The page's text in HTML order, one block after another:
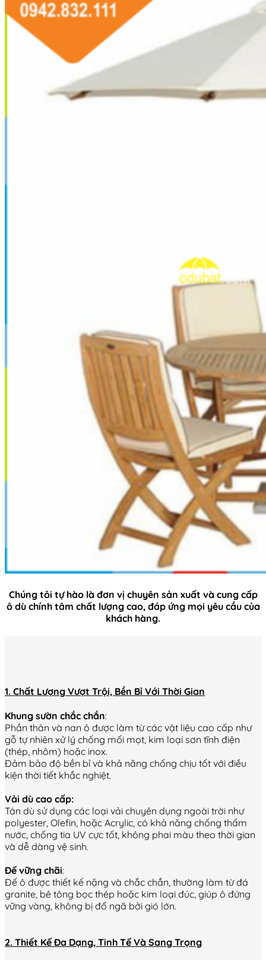
Chúng tôi tự hào là đơn vị chuyên sản xuất và cung cấp
ô dù chính tâm chất lượng cao, đáp ứng mọi yêu cầu của
khách hàng.
1. Chất Lượng Vượt Trội, Bền Bỉ Với Thời Gian
Khung sườn chắc chắn:
Phần thân và nan ô được làm từ các vật liệu cao cấp như
gỗ tự nhiên xử lý chống mối mọt, kim loại sơn tĩnh điện
(thép, nhôm) hoặc inox.
Đảm bảo độ bền bỉ và khả năng chống chịu tốt với điều
kiện thời tiết khắc nghiệt.
Vải dù cao cấp:
Tán dù sử dụng các loại vải chuyên dụng ngoài trời như
polyester, Olefin, hoặc Acrylic, có khả năng chống thấm
nước, chống tia UV cực tốt, không phai màu theo thời gian
và dễ dàng vệ sinh.
Đế vững chãi:
Đế ô được thiết kế nặng và chắc chắn, thường làm từ đá
granite, bê tông bọc thép hoặc kim loại đúc, giúp ô đứng
vững vàng, không bị đổ ngã bởi gió lớn.
2. Thiết Kế Đa Dạng, Tinh Tế Và Sang Trọng